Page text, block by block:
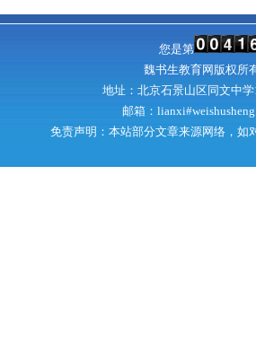
您是第
魏书生教育网 版权所
地址：北京石景山区同文中
邮箱：
免责声明：本站部分文章来源网络，如